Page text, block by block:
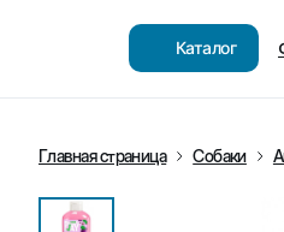
Каталог
Главная страница Собаки